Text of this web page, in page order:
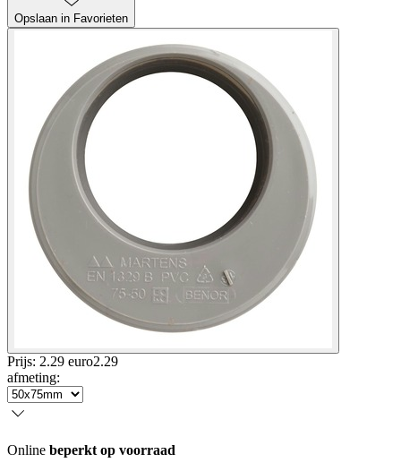
Opslaan in Favorieten
Prijs: 2.29 euro2.29
afmeting:
Online beperkt op voorraad